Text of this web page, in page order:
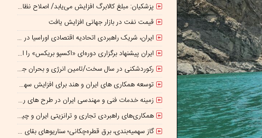
پزشکیان: مبلغ کالابرگ افزایش می‌یابد/ اصلاح نظام بانکی ادامه دارد
قیمت نفت در بازار جهانی افزایش یافت
ایران، شریک راهبردی اتحادیه اقتصادی اوراسیا در مسیر توسعه تجارت و همگرایی منطقه‌ای
ایران پیشنهاد برگزاری دوره‌ای «اکسپو بریکس» را ارائه کرد
رکوردشکنی در سال سخت/تامین انرژی و بحران جنگ
توسعه همکاری های ایران و هند برای افزایش سهم مبادلات تجاری
زمینه خدمات فنی و مهندسی ایران در طرح های روسیه تسهیل شود/ جذب سرمایه‌گذاران روسی در معادن ایران
همکاری‌های راهبردی تجاری و ترانزیتی ایران و چین گسترش می یابد
گاز سهمیه‌بندی، برق قطره‌چکانی؛ سناریوهای بقای صنعت فولاد در برزخ ناترازی و ریسک‌های ژئوپلیتیک